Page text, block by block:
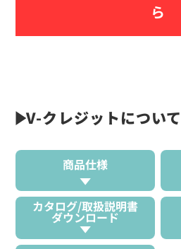
ら
V-クレジットについ
商品仕様
カタログ/取扱説明書
ダウンロード